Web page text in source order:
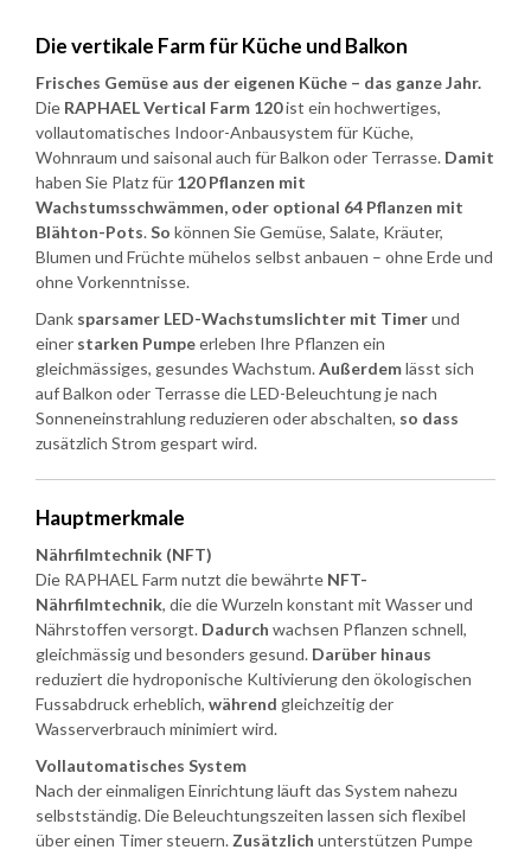
Die vertikale Farm für Küche und Balkon
Frisches Gemüse aus der eigenen Küche – das ganze Jahr.
Die RAPHAEL Vertical Farm 120ist ein hochwertiges,
vollautomatisches Indoor-Anbausystem für Küche,
Wohnraum und saisonal auch für Balkon oder Terrasse. Damit
haben Sie Platz für 120 Pflanzen mit
Wachstumsschwämmen, oder optional 64 Pflanzen mit
Blähton-Pots.So können Sie Gemüse, Salate, Kräuter,
Blumen und Früchte mühelos selbst anbauen – ohne Erde und
ohne Vorkenntnisse.
Dank sparsamer LED-Wachstumslichter mit Timerund
einer starken Pumpeerleben Ihre Pflanzen ein
gleichmässiges, gesundes Wachstum.Außerdemlässt sich
auf Balkon oder Terrasse die LED-Beleuchtung je nach
Sonneneinstrahlung reduzieren oder abschalten, so dass
zusätzlich Strom gespart wird.
Hauptmerkmale
Nährfilmtechnik (NFT)
Die RAPHAEL Farm nutzt die bewährte NFT-
Nährfilmtechnik, die die Wurzeln konstant mit Wasser und
Nährstoffen versorgt. Dadurch wachsen Pflanzen schnell,
gleichmässig und besonders gesund. Darüber hinaus
reduziert die hydroponische Kultivierung den ökologischen
Fussabdruck erheblich, während gleichzeitig der
Wasserverbrauch minimiert wird.
Vollautomatisches System
Nach der einmaligen Einrichtung läuft das System nahezu
selbstständig. Die Beleuchtungszeiten lassen sich flexibel
über einen Timer steuern. Zusätzlich unterstützen Pumpe